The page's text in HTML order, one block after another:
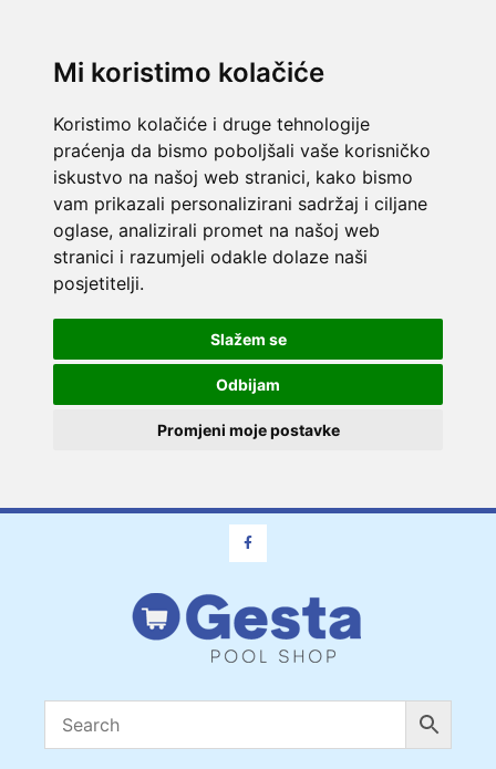
Mi koristimo kolačiće
Koristimo kolačiće i druge tehnologije
praćenja da bismo poboljšali vaše korisničko
iskustvo na našoj web stranici, kako bismo
vam prikazali personalizirani sadržaj i ciljane
oglase, analizirali promet na našoj web
stranici i razumjeli odakle dolaze naši
posjetitelji.
Slažem se
Odbijam
Promjeni moje postavke